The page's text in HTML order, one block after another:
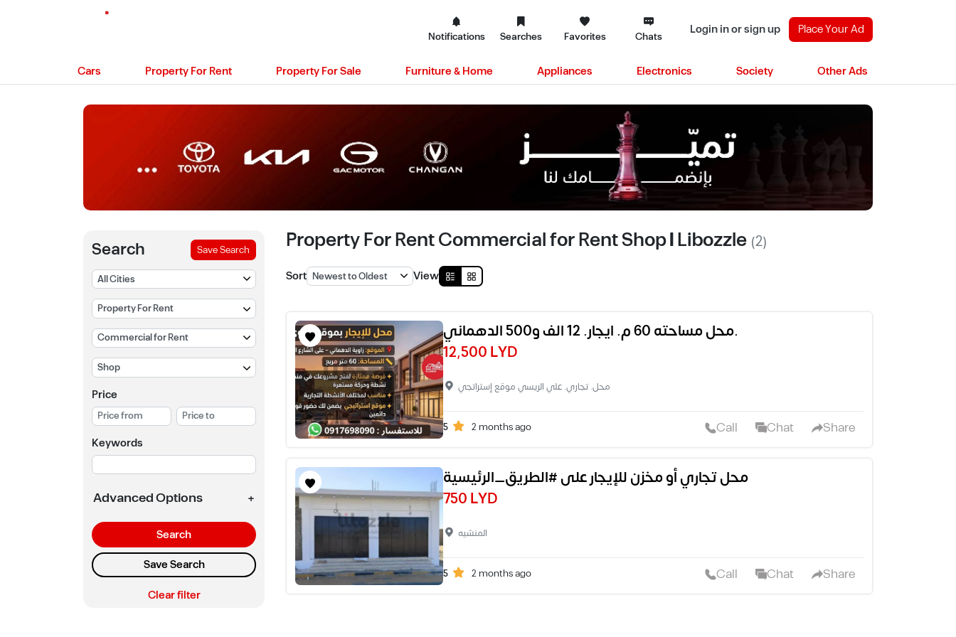
Notifications Searches Favorites Chats Login in or sign up Place Your Ad
Cars Property For Rent Property For Sale Furniture & Home Appliances Electronics Society Other Ads
Search Save Search
Price
Keywords
Advanced Options +
Search
Save Search
Clear filter
Property For Rent Commercial for Rent Shop | Libozzle (2)
Sort View
محل مساحته 60 م. ايجار. 12 الف و500 الدهماني.
12,500 LYD
محل. تجاري. علي الريسي موقع إستراتجي
5 2 months ago Call Chat Share
محل تجاري أو مخزن للإيجار على #الطريق_الرئيسية
750 LYD
المنشيه
5 2 months ago Call Chat Share